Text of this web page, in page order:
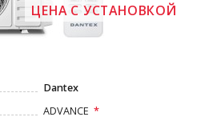
ЦЕНА С УСТАНОВКОЙ
Dantex
ADVANCE